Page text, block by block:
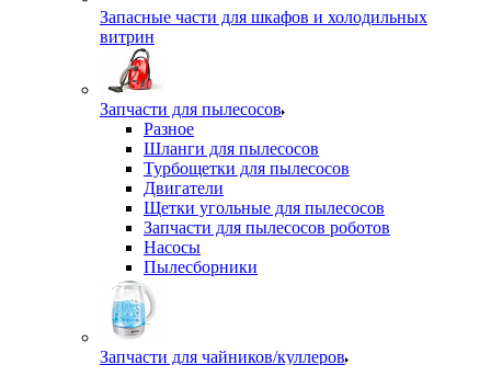
Запасные части для шкафов и холодильных
витрин
Запчасти для пылесосов
Разное
Шланги для пылесосов
Турбощетки для пылесосов
Двигатели
Щетки угольные для пылесосов
Запчасти для пылесосов роботов
Насосы
Пылесборники
Запчасти для чайников/куллеров